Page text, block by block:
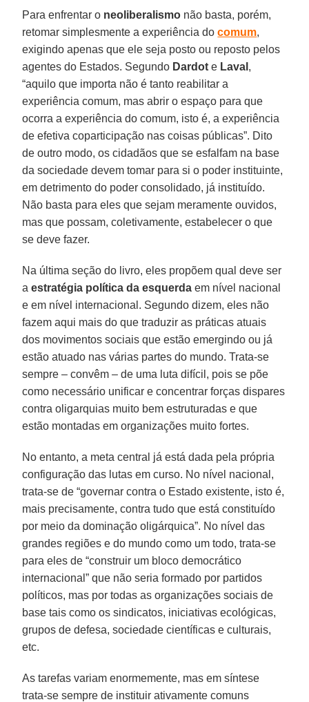
Para enfrentar o neoliberalismo não basta, porém,
retomar simplesmente a experiência docomum,
exigindo apenas que ele seja posto ou reposto pelos
agentes do Estados. Segundo Dardot e Laval ,
“aquilo que importa não é tanto reabilitar a
experiência comum, mas abrir o espaço para que
ocorra a experiência do comum, isto é, a experiência
de efetiva coparticipação nas coisas públicas”. Dito
de outro modo, os cidadãos que se esfalfam na base
da sociedade devem tomar para si o poder instituinte,
em detrimento do poder consolidado, já instituído.
Não basta para eles que sejam meramente ouvidos,
mas que possam, coletivamente, estabelecer o que
se deve fazer.
Na última seção do livro, eles propõem qual deve ser
aestratégia política da esquerda em nível nacional
e em nível internacional. Segundo dizem, eles não
fazem aqui mais do que traduzir as práticas atuais
dos movimentos sociais que estão emergindo ou já
estão atuado nas várias partes do mundo. Trata-se
sempre – convêm – de uma luta difícil, pois se põe
como necessário unificar e concentrar forças dispares
contra oligarquias muito bem estruturadas e que
estão montadas em organizações muito fortes.
No entanto, a meta central já está dada pela própria
configuração das lutas em curso. No nível nacional,
trata-se de “governar contra o Estado existente, isto é,
mais precisamente, contra tudo que está constituído
por meio da dominação oligárquica”. No nível das
grandes regiões e do mundo como um todo, trata-se
para eles de “construir um bloco democrático
internacional” que não seria formado por partidos
políticos, mas por todas as organizações sociais de
base tais como os sindicatos, iniciativas ecológicas,
grupos de defesa, sociedade científicas e culturais,
etc.
As tarefas variam enormemente, mas em síntese
trata-se sempre de instituir ativamente comuns